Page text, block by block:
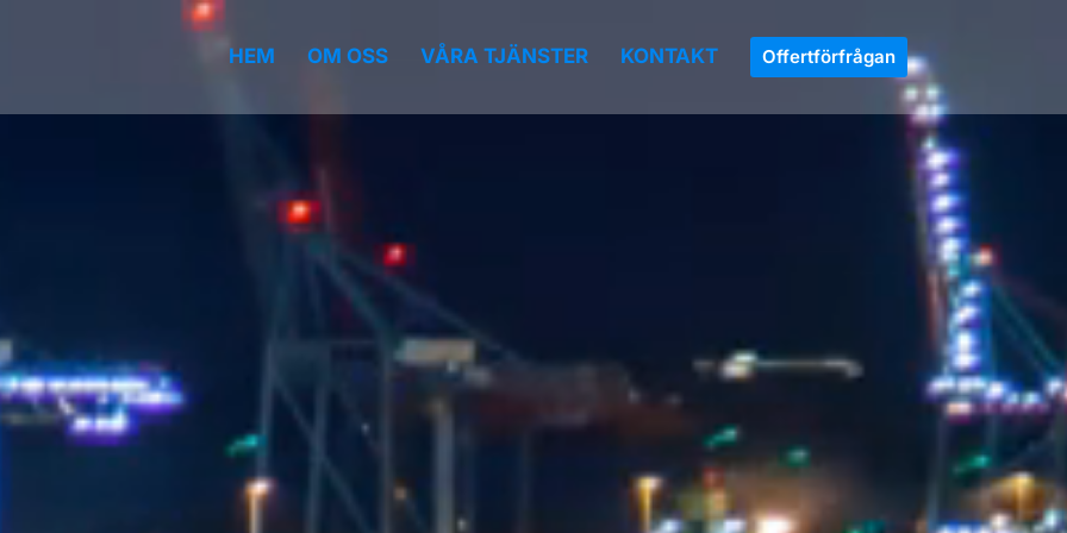
HEM OM OSS VÅRA TJÄNSTER KONTAKT Offertförfrågan